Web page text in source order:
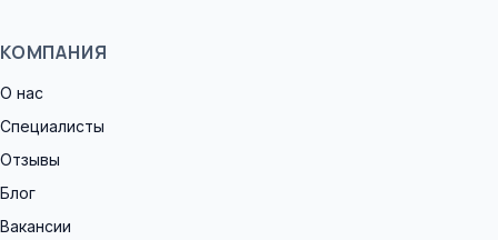
КОМПАНИЯ
О нас
Специалисты
Отзывы
Блог
Вакансии